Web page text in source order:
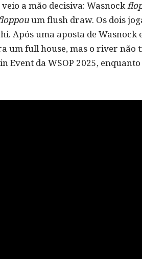
a mão decisiva: Wasnock
um flush draw. Os dois
Após uma aposta de Wasnock
full house, mas o river não
da WSOP 2025,